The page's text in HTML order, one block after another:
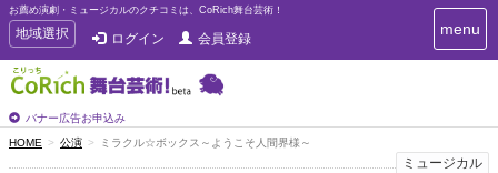
お薦め演劇・ミュージカルのクチコミは、CoRich舞台芸術！
T
o
g
g
e
n
a
地域選択 ログイン 会員登録
バナー広告お申込み
T
o
n
menu
HOME 公演 ミラクル☆ボックス～ようこそ人間界様～
ミュージカル